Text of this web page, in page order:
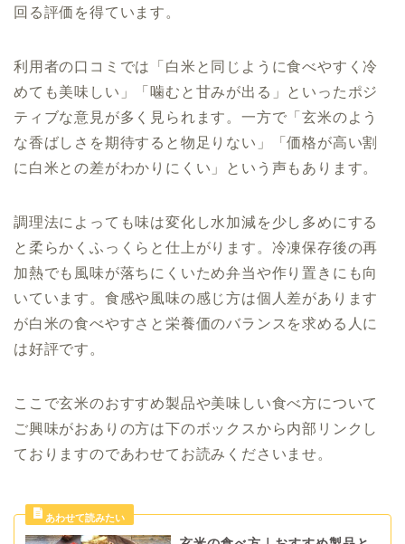
回る評価を得ています。
利用者の口コミでは「白米と同じように食べやすく冷
めても美味しい」「噛むと甘みが出る」といったポジ
ティブな意見が多く見られます。一方で「玄米のよう
な香ばしさを期待すると物足りない」「価格が高い割
に白米との差がわかりにくい」という声もあります。
調理法によっても味は変化し水加減を少し多めにする
と柔らかくふっくらと仕上がります。冷凍保存後の再
加熱でも風味が落ちにくいため弁当や作り置きにも向
いています。食感や風味の感じ方は個人差があります
が白米の食べやすさと栄養価のバランスを求める人に
は好評です。
ここで玄米のおすすめ製品や美味しい食べ方について
ご興味がおありの方は下のボックスから内部リンクし
ておりますのであわせてお読みくださいませ。